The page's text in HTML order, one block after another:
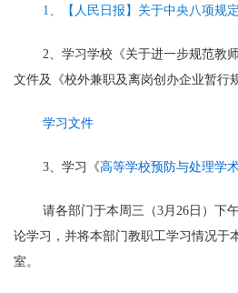
1、【人民日报】关于中央八项规
2、学习学校《关于进一步规范教
文件及《校外兼职及离岗创办企业暂行
学习文件
3、学习《高等学校预防与处理学
请各部门于本周三（3月26日）下
论学习，并将本部门教职工学习情况于
室。